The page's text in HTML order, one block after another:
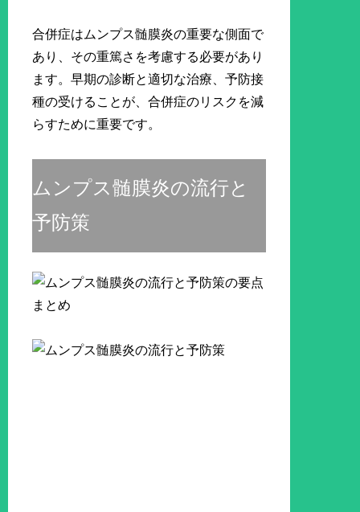
合併症はムンプス髄膜炎の重要な側面で
あり、その重篤さを考慮する必要があり
ます。早期の診断と適切な治療、予防接
種の受けることが、合併症のリスクを減
らすために重要です。
ムンプス髄膜炎の流行と
予防策